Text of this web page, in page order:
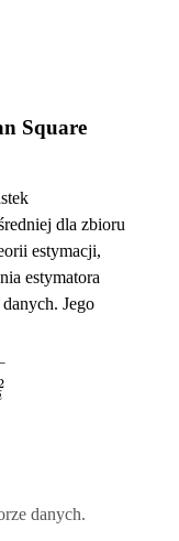
Square
dla zbioru
estymacji,
estymatora
Jego
danych.